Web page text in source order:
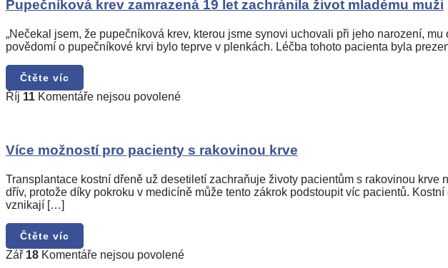
krev
zamrazená
19
let
Pupečníková krev zamrazená 19 let zachránila život mladému muži
„Nečekal jsem, že pupečníková krev, kterou jsme synovi uchovali při jeho narození,
povědomí o pupečníkové krvi bylo teprve v plenkách. Léčba tohoto pacienta byla
Čtěte víc
Říj 11 Komentáře nejsou povolenéu
Více
možností
pro
pacienty
s
Více možností pro pacienty s rakovinou krve
Transplantace kostní dřeně už desetiletí zachraňuje životy pacientům s rakovinou
dřív, protože díky pokroku v medicíně může tento zákrok podstoupit víc pacientů.
vznikají […]
Čtěte víc
Zář 18 Komentáře nejsou povolenéu